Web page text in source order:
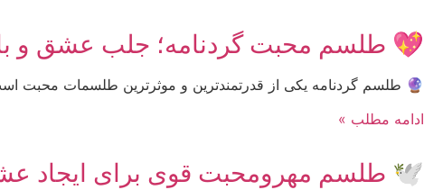
💖 طلسم محبت گردنامه؛ جلب عشق و
🔮 طلسم گردنامه یکی از قدرتمندترین و موثرترین طلسمات
ادامه مطلب »
🕊 طلسم مهرومحبت قوی برای ایجاد